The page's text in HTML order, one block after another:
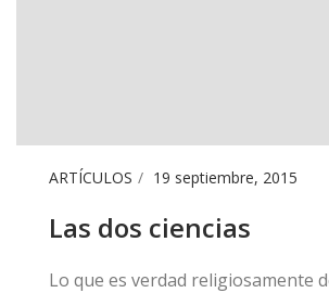
ARTÍCULOS 19 septiembre, 2015
Las dos ciencias
​Lo que es verdad religiosamente